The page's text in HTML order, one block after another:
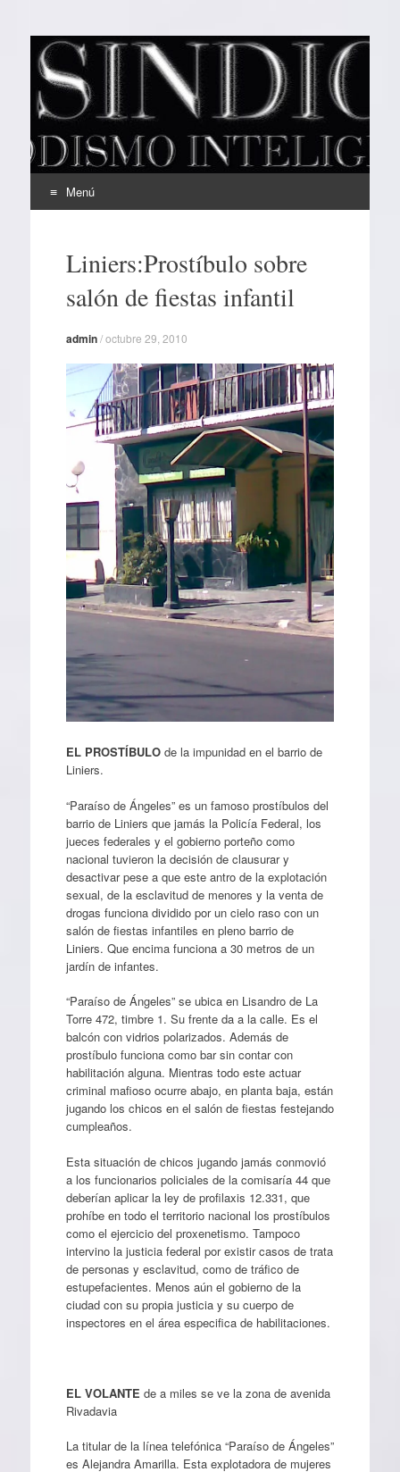
EL SINDICAL
Periodismo Inteligente
Menú
contenidoLiniers:Prostíbulo sobre
salón de fiestas infantil
admin/octubre 29, 2010
EL PROSTÍBULOde la impunidad en el barrio de
Liniers.
“Paraíso de Ángeles” es un famoso prostíbulos del
barrio de Liniers que jamás la Policía Federal, los
jueces federales y el gobierno porteño como
nacional tuvieron la decisión de clausurar y
desactivar pese a que este antro de la explotación
sexual, de la esclavitud de menores y la venta de
drogas funciona dividido por un cielo raso con un
salón de fiestas infantiles en pleno barrio de
Liniers. Que encima funciona a 30 metros de un
jardín de infantes.
“Paraíso de Ángeles” se ubica en Lisandro de La
Torre 472, timbre 1. Su frente da a la calle. Es el
balcón con vidrios polarizados. Además de
prostíbulo funciona como bar sin contar con
habilitación alguna. Mientras todo este actuar
criminal mafioso ocurre abajo, en planta baja, están
jugando los chicos en el salón de fiestas festejando
cumpleaños.
Esta situación de chicos jugando jamás conmovió
a los funcionarios policiales de la comisaría 44 que
deberían aplicar la ley de profilaxis 12.331, que
prohíbe en todo el territorio nacional los prostíbulos
como el ejercicio del proxenetismo. Tampoco
intervino la justicia federal por existir casos de trata
de personas y esclavitud, como de tráfico de
estupefacientes. Menos aún el gobierno de la
ciudad con su propia justicia y su cuerpo de
inspectores en el área especifica de habilitaciones.
EL VOLANTE de a miles se ve la zona de avenida
Rivadavia
La titular de la línea telefónica “Paraíso de Ángeles”
es Alejandra Amarilla. Esta explotadora de mujeres